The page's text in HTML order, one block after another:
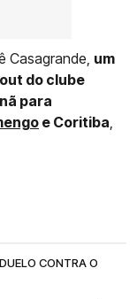
Casagrande, um
do clube
para
e Coritiba
CONTRA O